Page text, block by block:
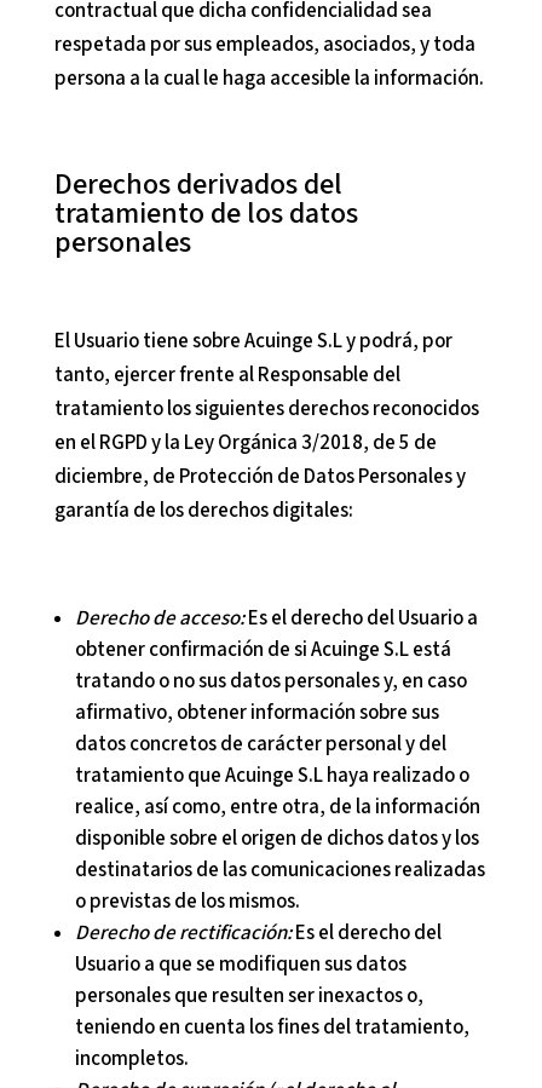
contractual que dicha confidencialidad sea
respetada por sus empleados, asociados, y toda
persona a la cual le haga accesible la información.
Derechos derivados del
tratamiento de los datos
personales
El Usuario tiene sobreAcuinge S.Ly podrá, por
tanto, ejercer frente al Responsable del
tratamiento los siguientes derechos reconocidos
en el RGPD y la Ley Orgánica 3/2018, de 5 de
diciembre, de Protección de Datos Personales y
garantía de los derechos digitales:
Derecho de acceso:Es el derecho del Usuario a
obtener confirmación de siAcuinge S.Lestá
tratando o no sus datos personales y, en caso
afirmativo, obtener información sobre sus
datos concretos de carácter personal y del
tratamiento queAcuinge S.Lhaya realizado o
realice, así como, entre otra, de la información
disponible sobre el origen de dichos datos y los
destinatarios de las comunicaciones realizadas
o previstas de los mismos.
Derecho de rectificación:Es el derecho del
Usuario a que se modifiquen sus datos
personales que resulten ser inexactos o,
teniendo en cuenta los fines del tratamiento,
incompletos.